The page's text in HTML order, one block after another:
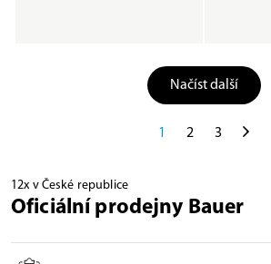
Načíst další
1 2 3
12x v České republice
Oficiální prodejny Bauer